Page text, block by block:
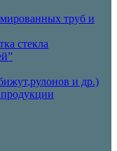
труб и
стекла
и др.)